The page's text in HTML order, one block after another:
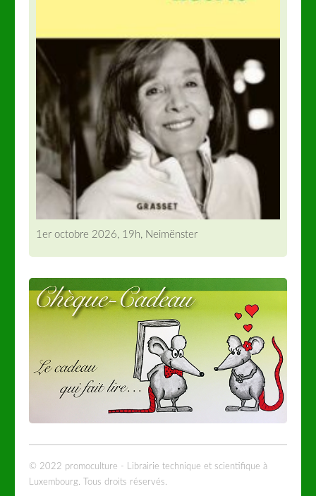
1er octobre 2026, 19h, Neimënster
© 2022 promoculture - Librairie technique et scientifique à
Luxembourg. Tous droits réservés.